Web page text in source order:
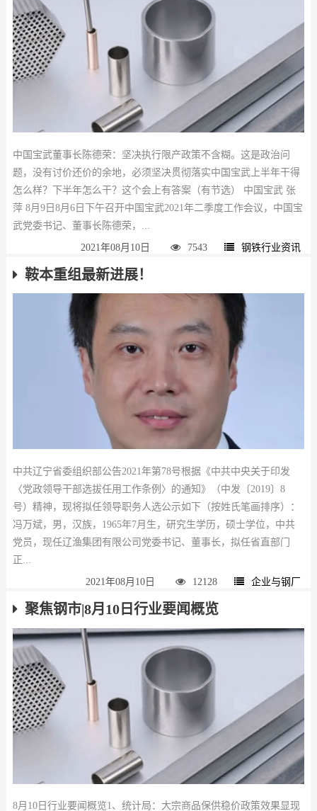
中国宝武董事长陈德荣：坚决执行限产政策不含糊。这是政治问
题，没有讨价还价的余地，必须坚决贯彻落实中国宝武上半年干得
怎么样？下半年怎么干？这个会上有答案（有节选） 中国宝武 张
萍 8月9日8月6日下午召开中国宝武2021年二季度工作会议，中国宝
武党委书记、董事长陈德荣，...
2021年08月10日 7543 钢铁行业资讯
鞍本重组最新进展！
中共辽宁省委组织部公告2021年第78号根据《中共中央关于印发
〈党政领导干部选拔任用工作条例〉的通知》（中发〔2019〕8
号）精神，现将拟任领导职务人选公示如下（按姓氏笔画排序）：
冯万斌，男，汉族，1965年7月生，研究生学历，硕士学位，中共
党员，现任辽渔集团有限公司党委书记、董事长，拟任省直部门
正...
2021年08月10日 12128 企业与钢厂
聚焦钢市|8月10日行业要闻概览
8月10日行业要闻概览1、统计局：大宗商品保供稳价政策效果显现